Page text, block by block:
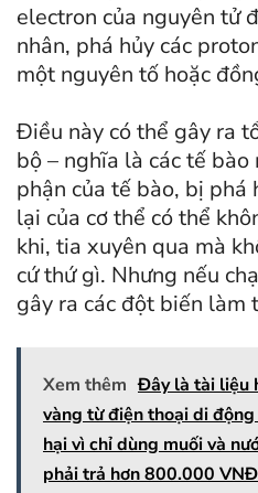
electron của nguyên tử
nhân, phá hủy các
một nguyên tố hoặc
Điều này có thể gây ra
bộ – nghĩa là các tế
phận của tế bào, bị phá
lại của cơ thể có thể
khi, tia xuyên qua mà
cứ thứ gì. Nhưng nếu
gây ra các đột biến làm
Xem thêm Đây là tài liệu
vàng từ điện thoại di
hại vì chỉ dùng muối và
phải trả hơn 800.000